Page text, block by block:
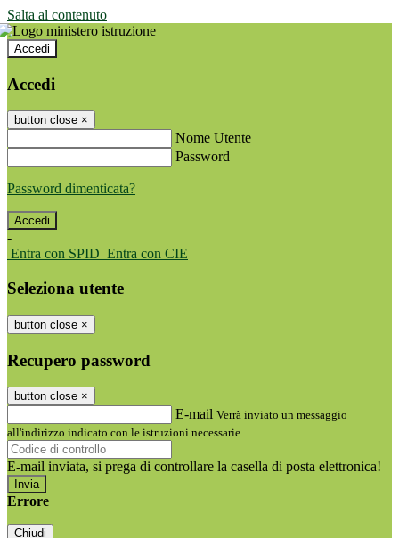
Salta al contenuto
Accedi
Accedi
button close ×
Nome Utente
Password
Password dimenticata?
-
Entra con SPID Entra con CIE
Seleziona utente
button close ×
Recupero password
button close ×
E-mail Verrà inviato un messaggio
all'indirizzo indicato con le istruzioni necessarie.
E-mail inviata, si prega di controllare la casella di posta elettronica!
Errore
Chiudi